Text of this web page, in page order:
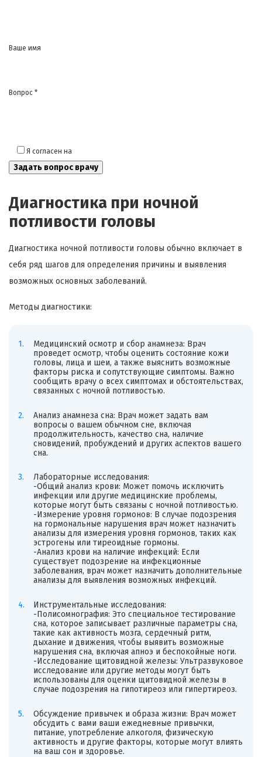
Ваше имя
Вопрос *
Я согласен на
Диагностика при ночной
потливости головы
Диагностика ночной потливости головы обычно включает в
себя ряд шагов для определения причины и выявления
возможных основных заболеваний.
Методы диагностики:
Медицинский осмотр и сбор анамнеза: Врач
проведет осмотр, чтобы оценить состояние кожи
головы, лица и шеи, а также выяснить возможные
факторы риска и сопутствующие симптомы. Важно
сообщить врачу о всех симптомах и обстоятельствах,
связанных с ночной потливостью.
Анализ анамнеза сна: Врач может задать вам
вопросы о вашем обычном сне, включая
продолжительность, качество сна, наличие
сновидений, пробуждений и других аспектов вашего
сна.
Лабораторные исследования:
-Общий анализ крови: Может помочь исключить
инфекции или другие медицинские проблемы,
которые могут быть связаны с ночной потливостью.
-Измерение уровня гормонов: В случае подозрения
на гормональные нарушения врач может назначить
анализы для измерения уровня гормонов, таких как
эстрогены или тиреоидные гормоны.
-Анализ крови на наличие инфекций: Если
существует подозрение на инфекционные
заболевания, врач может назначить дополнительные
анализы для выявления возможных инфекций.
Инструментальные исследования:
-Полисомнография: Это специальное тестирование
сна, которое записывает различные параметры сна,
такие как активность мозга, сердечный ритм,
дыхание и движения, чтобы выявить возможные
нарушения сна, включая апноэ и беспокойные ноги.
-Исследование щитовидной железы: Ультразвуковое
исследование или другие методы могут быть
использованы для оценки щитовидной железы в
случае подозрения на гипотиреоз или гипертиреоз.
Обсуждение привычек и образа жизни: Врач может
обсудить с вами ваши ежедневные привычки,
питание, употребление алкоголя, физическую
активность и другие факторы, которые могут влиять
на ваш сон и здоровье.